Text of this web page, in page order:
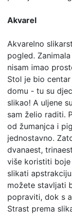
Akvarel
Akvarelno
pogled.
nisam imao
Stol je bio
domu - tu su
slikao! A uljene
sam želio raditi.
od žumanjca i
jednostavno.
dvanaest,
više koristiti
slikati
možete stavljati
popraviti, dok s
Strast prema